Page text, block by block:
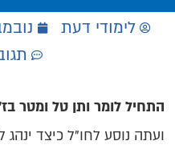
לימודי דעת נובמבר
התחיל לומר ותן טל ומטר
ועתה נוסע לחו"ל כיצד ינהג